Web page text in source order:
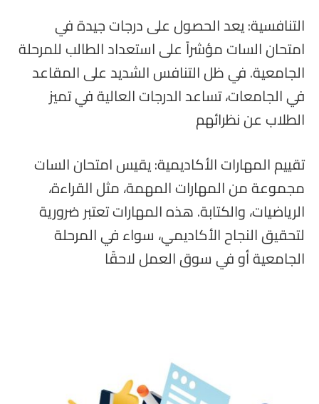
التنافسية: يعد الحصول على درجات جيدة في
امتحان السات مؤشراً على استعداد الطالب للمرحلة
الجامعية. في ظل التنافس الشديد على المقاعد
في الجامعات، تساعد الدرجات العالية في تميز
الطلاب عن نظرائهم
تقييم المهارات الأكاديمية: يقيس امتحان السات
مجموعة من المهارات المهمة، مثل القراءة،
الرياضيات، والكتابة. هذه المهارات تعتبر ضرورية
لتحقيق النجاح الأكاديمي، سواء في المرحلة
الجامعية أو في سوق العمل لاحقًا